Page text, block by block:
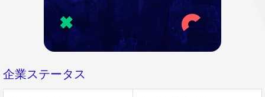
企業ステータス